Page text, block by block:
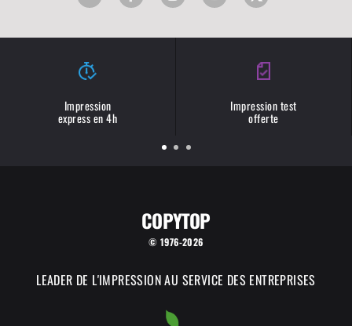
Impression
express en 4h
Impression test
offerte
COPYTOP
© 1976-2026
LEADER DE L'IMPRESSION AU SERVICE DES ENTREPRISES